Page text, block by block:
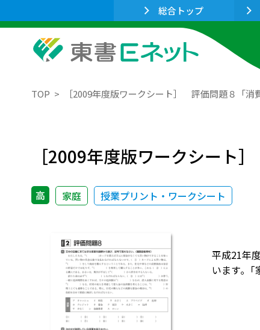
総合トップ
TOP ［2009年度版ワークシート］ 評価問題８「消
［2009年度版ワークシート
高 家庭 授業プリント・ワークシート
平成21年
います｡「